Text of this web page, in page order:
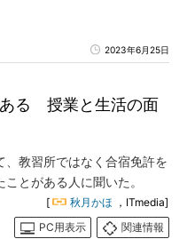
2023年6月25日
ある 授業と生活の面
、教習所ではなく合宿免許を
とがある人に聞いた。
[ 秋月かほ ，ITmedia]
PC用表示
関連情報